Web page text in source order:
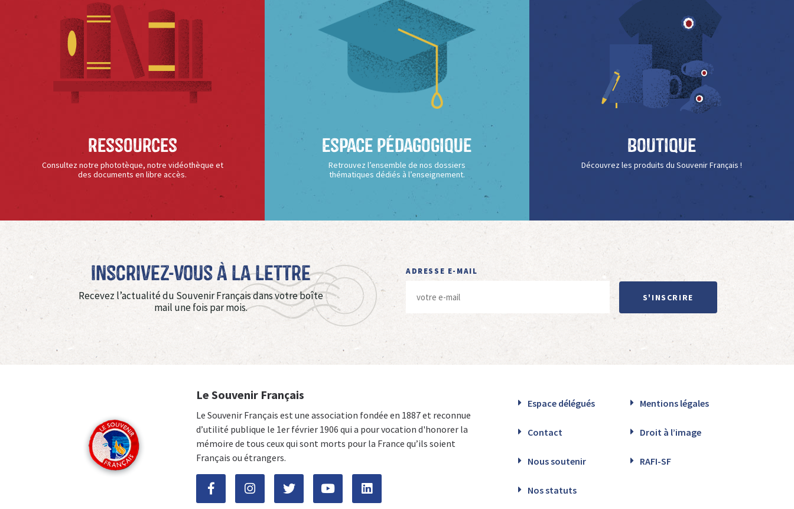
Ressources
Consultez notre phototèque, notre vidéothèque et
des documents en libre accès.
Espace Pédagogique
Retrouvez l’ensemble de nos dossiers
thématiques dédiés à l’enseignement.
Boutique
Découvrez les produits du Souvenir Français !
Inscrivez-vous à La Lettre
Recevez l’actualité du Souvenir Français dans votre boîte
mail une fois par mois.
ADRESSE E-MAIL
S'INSCRIRE
Le Souvenir Français
Le Souvenir Français est une association fondée en 1887 et reconnue
d’utilité publique le 1er février 1906 qui a pour vocation d'honorer la
mémoire de tous ceux qui sont morts pour la France qu’ils soient
Français ou étrangers.
Espace délégués Mentions légales
Contact Droit à l’image
Nous soutenir RAFI-SF
Nos statuts